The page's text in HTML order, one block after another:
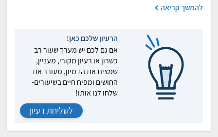
להמשך קריאה
הרעיון שלכם כאן!
אם גם לכם יש מערך שעור רב
כשרון או רעיון מקורי, מעניין,
שמצית את הדמיון, מעורר את
החושים ומפיח חיים בשיעורים-
שלחו לנו אותו!
לשליחת רעיון